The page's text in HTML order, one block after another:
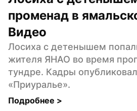
променад в
Видео
Лосиха с детенышем
жителя ЯНАО во время
тундре. Кадры
«Приуралье».
Подробнее >